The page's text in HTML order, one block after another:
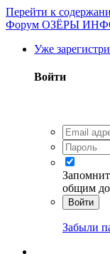
Перейти к
Форум ОЗЁРЫ ИНФО,
Уже
Войти
общим
Войти
Забыли